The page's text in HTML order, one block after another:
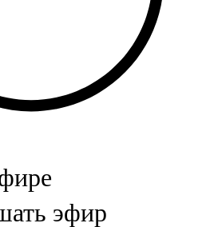
эфир